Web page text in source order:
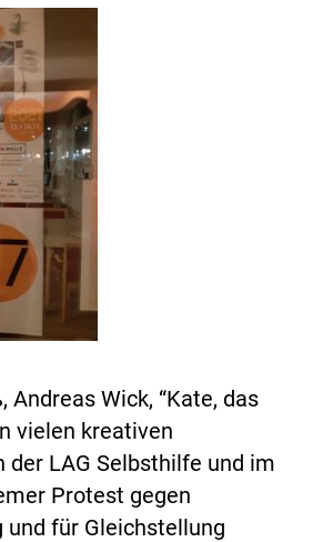
Andreas Wick, “Kate, das
vielen kreativen
der LAG Selbsthilfe und im
Protest gegen
und für Gleichstellung